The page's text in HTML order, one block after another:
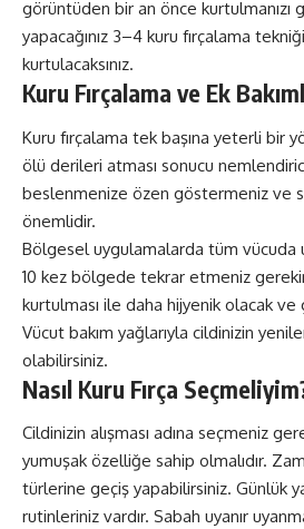
görüntüden bir an önce kurtulmanızı
yapacağınız 3–4 kuru fırçalama
kurtulacaksınız.
Kuru Fırçalama ve Ek
Kuru fırçalama tek başına yeterli bir
ölü derileri atması sonucu
beslenmenize özen göstermeniz ve
önemlidir.
Bölgesel uygulamalarda tüm vücuda
10 kez bölgede tekrar etmeniz
kurtulması ile daha hijyenik olacak ve
Vücut bakım yağlarıyla cildinizin
olabilirsiniz.
Nasıl Kuru Fırça
Cildinizin alışması adına seçmeniz
yumuşak özelliğe sahip olmalıdır.
türlerine geçiş yapabilirsiniz. Günlük
rutinleriniz vardır. Sabah uyanır